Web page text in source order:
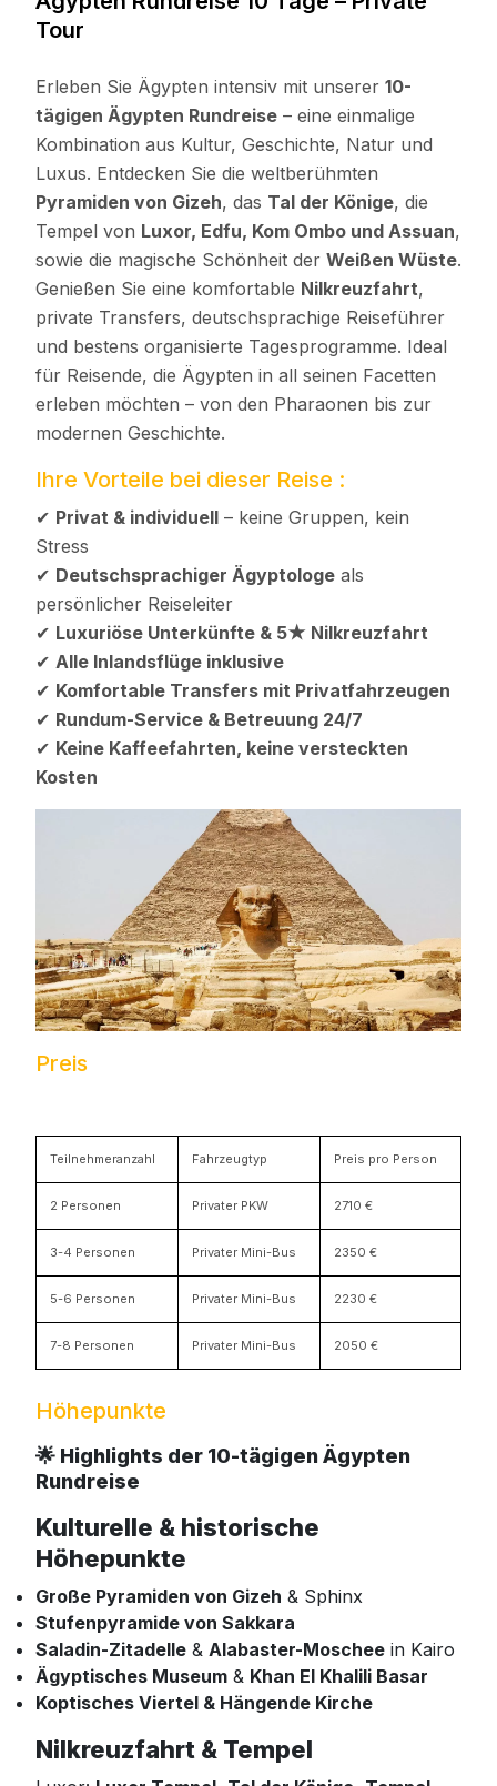
Tour
Erleben Sie Ägypten intensiv mit unserer 10-
tägigen Ägypten Rundreise – eine einmalige
Kombination aus Kultur, Geschichte, Natur und
Luxus. Entdecken Sie die weltberühmten
Pyramiden von Gizeh, das Tal der Könige, die
Tempel von Luxor, Edfu, Kom Ombo und Assuan,
sowie die magische Schönheit der Weißen Wüste.
Genießen Sie eine komfortable Nilkreuzfahrt,
private Transfers, deutschsprachige Reiseführer
und bestens organisierte Tagesprogramme. Ideal
für Reisende, die Ägypten in all seinen Facetten
erleben möchten – von den Pharaonen bis zur
modernen Geschichte.
Ihre Vorteile bei dieser Reise :
✔ Privat & individuell – keine Gruppen, kein
Stress
✔ Deutschsprachiger Ägyptologe als
persönlicher Reiseleiter
✔ Luxuriöse Unterkünfte & 5★ Nilkreuzfahrt
✔ Alle Inlandsflüge inklusive
✔ Komfortable Transfers mit Privatfahrzeugen
✔ Rundum-Service & Betreuung 24/7
✔ Keine Kaffeefahrten, keine versteckten
Kosten
Preis
Teilnehmeranzahl Fahrzeugtyp Preis pro Person
2 Personen Privater PKW 2710 €
3-4 Personen Privater Mini-Bus 2350 €
5-6 Personen Privater Mini-Bus 2230 €
7-8 Personen Privater Mini-Bus 2050 €
Höhepunkte
🌟 Highlights der 10-tägigen Ägypten
Rundreise
Kulturelle & historische
Höhepunkte
Große Pyramiden von Gizeh & Sphinx
Stufenpyramide von Sakkara
Saladin-Zitadelle & Alabaster-Moschee in Kairo
Ägyptisches Museum & Khan El Khalili Basar
Koptisches Viertel & Hängende Kirche
Nilkreuzfahrt & Tempel